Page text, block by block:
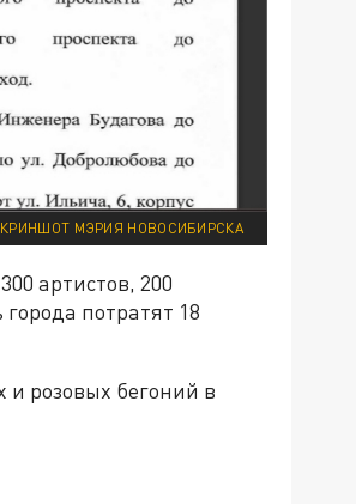
МЭРИЯ НОВОСИБИРСКА
артистов, 200
потратят 18
и розовых бегоний в